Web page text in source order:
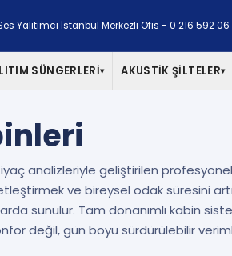
Yalıtımcı İstanbul Merkezli Ofis - 0 216 592 06
SÜNGERLERİ▾ AKUSTİK ŞİLTELER▾
analizleriyle geliştirilen
ve bireysel odak süresini
sunulur. Tam donanımlı kabin
değil, gün boyu sürdürülebilir